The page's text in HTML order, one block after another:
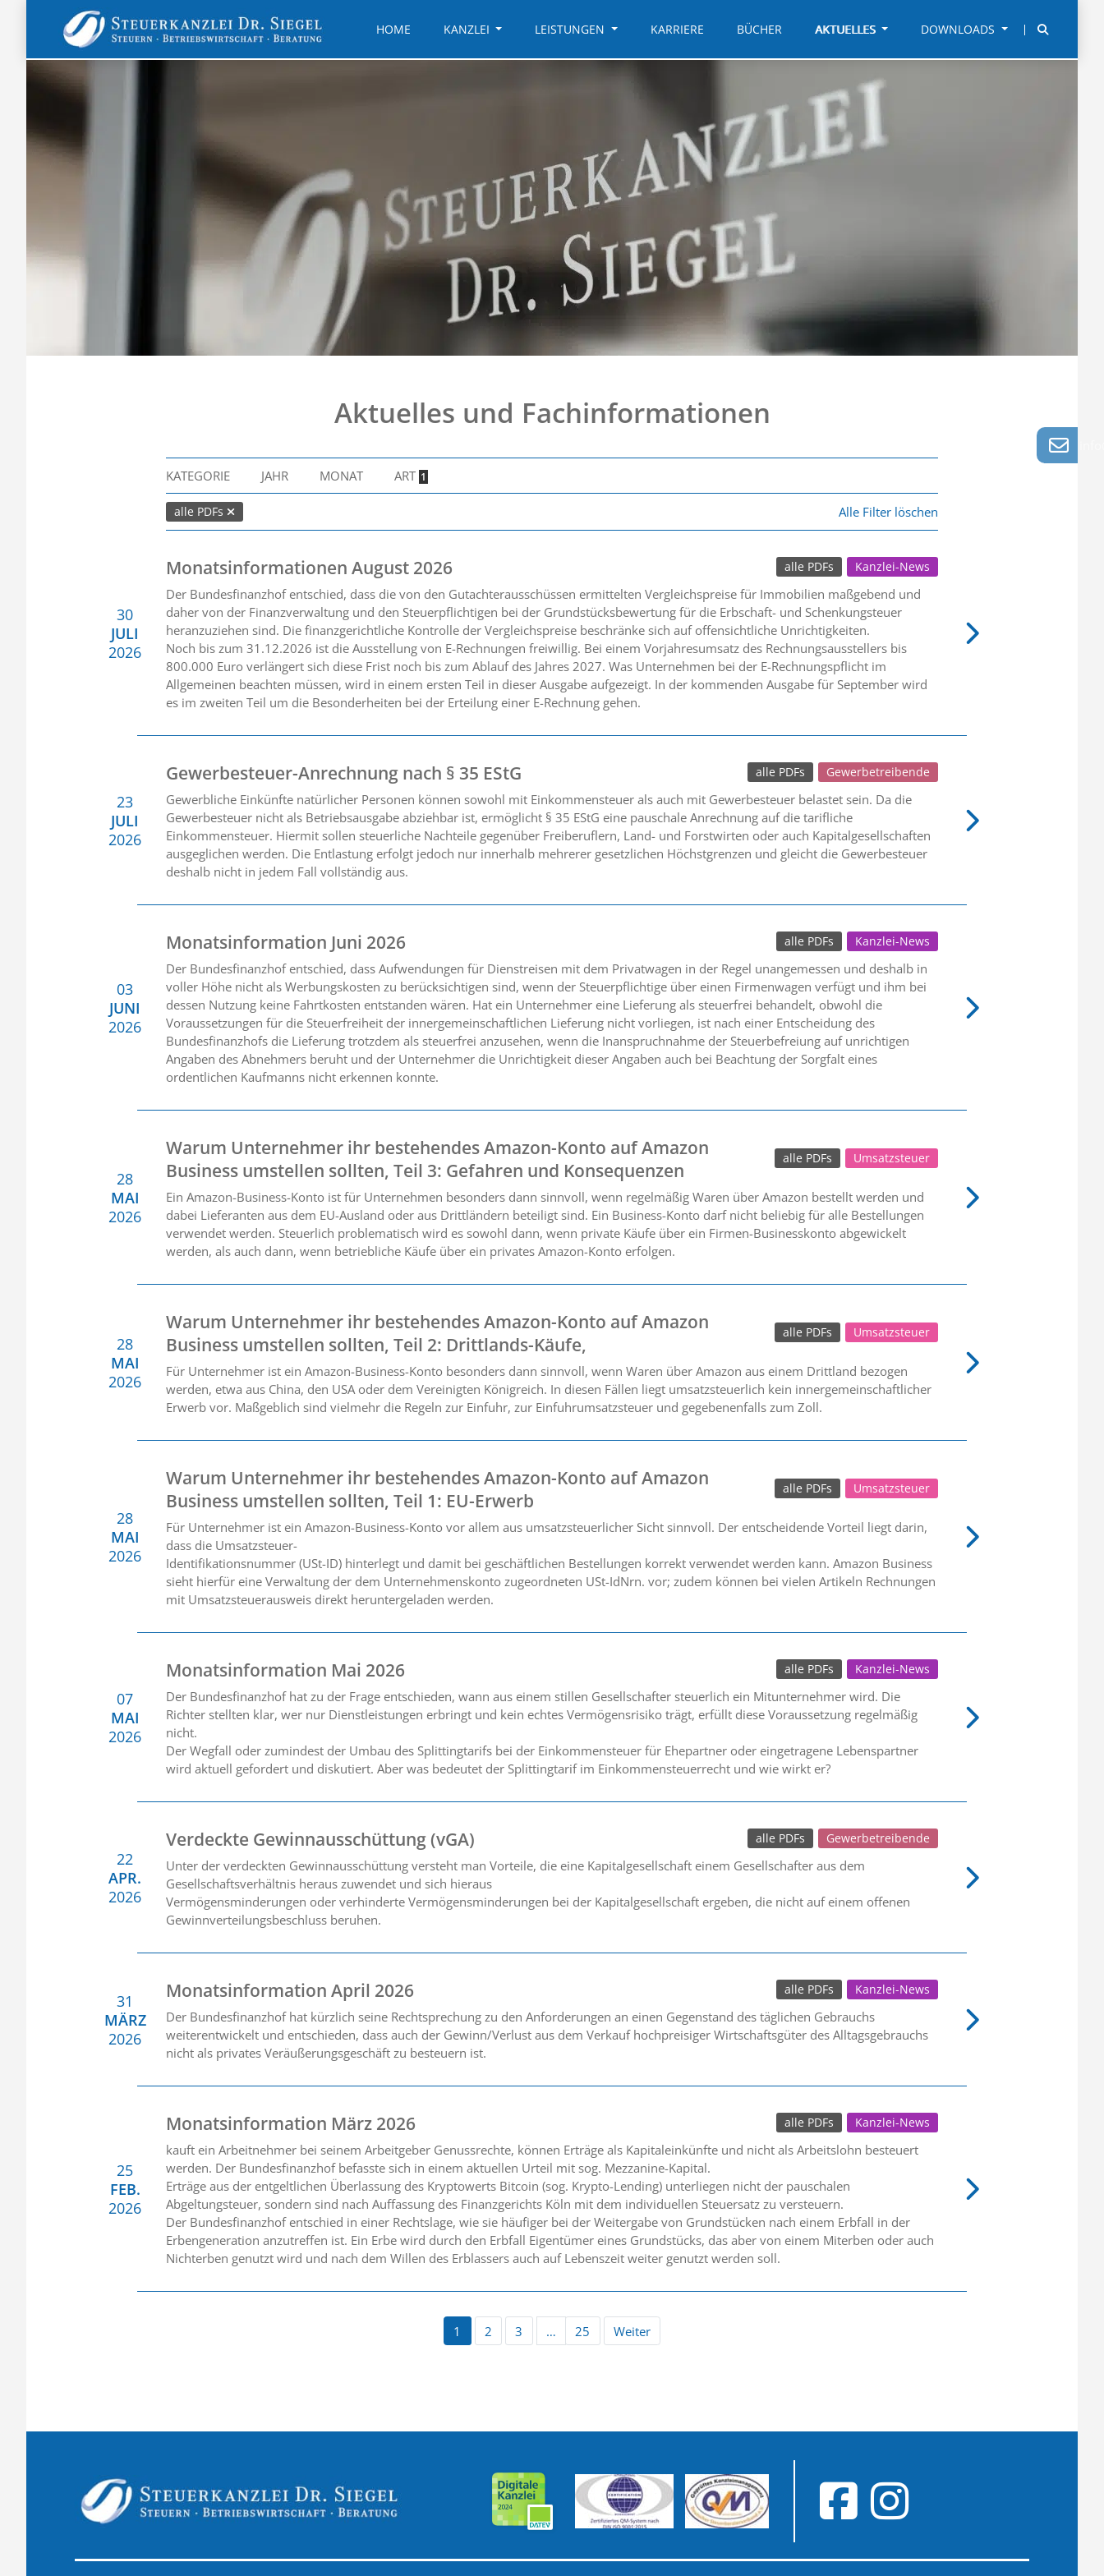
HOME KANZLEI LEISTUNGEN KARRIERE BÜCHER AKTUELLES DOWNLOADS
Aktuelles und Fachinformationen
KATEGORIE JAHR MONAT ART 1
alle PDFs Alle Filter löschen
30
JULI
2026
Monatsinformationen August 2026 Kanzlei-News
alle PDFs
Der Bundesfinanzhof entschied, dass die von den Gutachterausschüssen ermittelten Vergleichspreise für Immobilien maßgebend und
daher von der Finanzverwaltung und den Steuerpflichtigen bei der Grundstücksbewertung für die Erbschaft- und Schenkungsteuer
heranzuziehen sind. Die finanzgerichtliche Kontrolle der Vergleichspreise beschränke sich auf offensichtliche Unrichtigkeiten.
Noch bis zum 31.12.2026 ist die Ausstellung von E-Rechnungen freiwillig. Bei einem Vorjahresumsatz des Rechnungsausstellers bis
800.000 Euro verlängert sich diese Frist noch bis zum Ablauf des Jahres 2027. Was Unternehmen bei der E-Rechnungspflicht im
Allgemeinen beachten müssen, wird in einem ersten Teil in dieser Ausgabe aufgezeigt. In der kommenden Ausgabe für September wird
es im zweiten Teil um die Besonderheiten bei der Erteilung einer E-Rechnung gehen.
23
JULI
2026
Gewerbesteuer-Anrechnung nach § 35 EStG Gewerbetreibende
alle PDFs
Gewerbliche Einkünfte natürlicher Personen können sowohl mit Einkommensteuer als auch mit Gewerbesteuer belastet sein. Da die
Gewerbesteuer nicht als Betriebsausgabe abziehbar ist, ermöglicht § 35 EStG eine pauschale Anrechnung auf die tarifliche
Einkommensteuer. Hiermit sollen steuerliche Nachteile gegenüber Freiberuflern, Land- und Forstwirten oder auch Kapitalgesellschaften
ausgeglichen werden. Die Entlastung erfolgt jedoch nur innerhalb mehrerer gesetzlichen Höchstgrenzen und gleicht die Gewerbesteuer
deshalb nicht in jedem Fall vollständig aus.
03
JUNI
2026
Monatsinformation Juni 2026 Kanzlei-News
alle PDFs
Der Bundesfinanzhof entschied, dass Aufwendungen für Dienstreisen mit dem Privatwagen in der Regel unangemessen und deshalb in
voller Höhe nicht als Werbungskosten zu berücksichtigen sind, wenn der Steuerpflichtige über einen Firmenwagen verfügt und ihm bei
dessen Nutzung keine Fahrtkosten entstanden wären. Hat ein Unternehmer eine Lieferung als steuerfrei behandelt, obwohl die
Voraussetzungen für die Steuerfreiheit der innergemeinschaftlichen Lieferung nicht vorliegen, ist nach einer Entscheidung des
Bundesfinanzhofs die Lieferung trotzdem als steuerfrei anzusehen, wenn die Inanspruchnahme der Steuerbefreiung auf unrichtigen
Angaben des Abnehmers beruht und der Unternehmer die Unrichtigkeit dieser Angaben auch bei Beachtung der Sorgfalt eines
ordentlichen Kaufmanns nicht erkennen konnte.
28
MAI
2026
Warum Unternehmer ihr bestehendes Amazon-Konto auf Amazon
Business umstellen sollten, Teil 3: Gefahren und Konsequenzen
Umsatzsteuer
alle PDFs
Ein Amazon-Business-Konto ist für Unternehmen besonders dann sinnvoll, wenn regelmäßig Waren über Amazon bestellt werden und
dabei Lieferanten aus dem EU-Ausland oder aus Drittländern beteiligt sind. Ein Business-Konto darf nicht beliebig für alle Bestellungen
verwendet werden. Steuerlich problematisch wird es sowohl dann, wenn private Käufe über ein Firmen-Businesskonto abgewickelt
werden, als auch dann, wenn betriebliche Käufe über ein privates Amazon-Konto erfolgen.
28
MAI
2026
Warum Unternehmer ihr bestehendes Amazon-Konto auf Amazon
Business umstellen sollten, Teil 2: Drittlands-Käufe,
Umsatzsteuer
alle PDFs
Für Unternehmer ist ein Amazon-Business-Konto besonders dann sinnvoll, wenn Waren über Amazon aus einem Drittland bezogen
werden, etwa aus China, den USA oder dem Vereinigten Königreich. In diesen Fällen liegt umsatzsteuerlich kein innergemeinschaftlicher
Erwerb vor. Maßgeblich sind vielmehr die Regeln zur Einfuhr, zur Einfuhrumsatzsteuer und gegebenenfalls zum Zoll.
28
MAI
2026
Warum Unternehmer ihr bestehendes Amazon-Konto auf Amazon
Business umstellen sollten, Teil 1: EU-Erwerb
Umsatzsteuer
alle PDFs
Für Unternehmer ist ein Amazon-Business-Konto vor allem aus umsatzsteuerlicher Sicht sinnvoll. Der entscheidende Vorteil liegt darin,
dass die Umsatzsteuer-
Identifikationsnummer (USt-ID) hinterlegt und damit bei geschäftlichen Bestellungen korrekt verwendet werden kann. Amazon Business
sieht hierfür eine Verwaltung der dem Unternehmenskonto zugeordneten USt-IdNrn. vor; zudem können bei vielen Artikeln Rechnungen
mit Umsatzsteuerausweis direkt heruntergeladen werden.
07
MAI
2026
Monatsinformation Mai 2026 Kanzlei-News
alle PDFs
Der Bundesfinanzhof hat zu der Frage entschieden, wann aus einem stillen Gesellschafter steuerlich ein Mitunternehmer wird. Die
Richter stellten klar, wer nur Dienstleistungen erbringt und kein echtes Vermögensrisiko trägt, erfüllt diese Voraussetzung regelmäßig
nicht.
Der Wegfall oder zumindest der Umbau des Splittingtarifs bei der Einkommensteuer für Ehepartner oder eingetragene Lebenspartner
wird aktuell gefordert und diskutiert. Aber was bedeutet der Splittingtarif im Einkommensteuerrecht und wie wirkt er?
22
APR.
2026
Verdeckte Gewinnausschüttung (vGA) Gewerbetreibende
alle PDFs
Unter der verdeckten Gewinnausschüttung versteht man Vorteile, die eine Kapitalgesellschaft einem Gesellschafter aus dem
Gesellschaftsverhältnis heraus zuwendet und sich hieraus
Vermögensminderungen oder verhinderte Vermögensminderungen bei der Kapitalgesellschaft ergeben, die nicht auf einem offenen
Gewinnverteilungsbeschluss beruhen.
31
MÄRZ
2026
Monatsinformation April 2026 Kanzlei-News
alle PDFs
Der Bundesfinanzhof hat kürzlich seine Rechtsprechung zu den Anforderungen an einen Gegenstand des täglichen Gebrauchs
weiterentwickelt und entschieden, dass auch der Gewinn/Verlust aus dem Verkauf hochpreisiger Wirtschaftsgüter des Alltagsgebrauchs
nicht als privates Veräußerungsgeschäft zu besteuern ist.
25
FEB.
2026
Monatsinformation März 2026 Kanzlei-News
alle PDFs
kauft ein Arbeitnehmer bei seinem Arbeitgeber Genussrechte, können Erträge als Kapitaleinkünfte und nicht als Arbeitslohn besteuert
werden. Der Bundesfinanzhof befasste sich in einem aktuellen Urteil mit sog. Mezzanine-Kapital.
Erträge aus der entgeltlichen Überlassung des Kryptowerts Bitcoin (sog. Krypto-Lending) unterliegen nicht der pauschalen
Abgeltungsteuer, sondern sind nach Auffassung des Finanzgerichts Köln mit dem individuellen Steuersatz zu versteuern.
Der Bundesfinanzhof entschied in einer Rechtslage, wie sie häufiger bei der Weitergabe von Grundstücken nach einem Erbfall in der
Erbengeneration anzutreffen ist. Ein Erbe wird durch den Erbfall Eigentümer eines Grundstücks, das aber von einem Miterben oder auch
Nichterben genutzt wird und nach dem Willen des Erblassers auch auf Lebenszeit weiter genutzt werden soll.
1 2 3 … 25 Weiter